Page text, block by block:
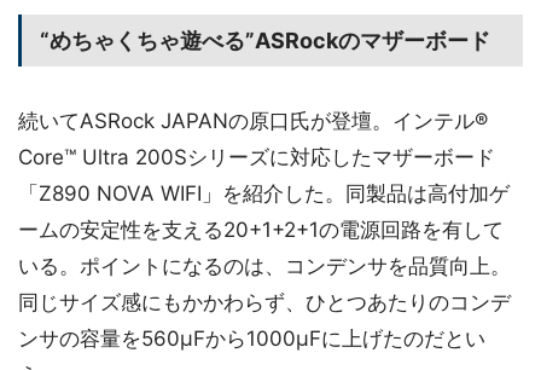
“めちゃくちゃ遊べる”ASRockのマザーボード
続いてASRock JAPANの原口氏が登壇。インテル®
Core™ Ultra 200Sシリーズに対応したマザーボード
「Z890 NOVA WIFI」を紹介した。同製品は高付加ゲ
ームの安定性を支える20+1+2+1の電源回路を有して
いる。ポイントになるのは、コンデンサを品質向上。
同じサイズ感にもかかわらず、ひとつあたりのコンデ
ンサの容量を560μFから1000μFに上げたのだとい